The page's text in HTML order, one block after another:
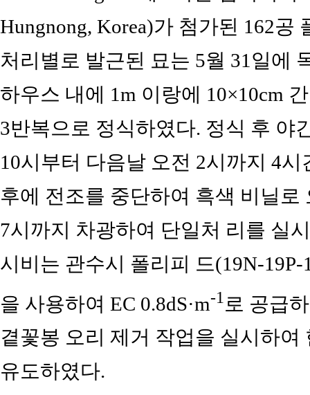
Hungnong, Korea)가 첨가된 162공
처리별로 발근된 묘는 5월 31일에
하우스 내에 1m 이랑에 10×10cm
3반복으로 정식하였다. 정식 후 야
10시부터 다음날 오전 2시까지 4
후에 전조를 중단하여 흑색 비닐로
7시까지 차광하여 단일처 리를 실
시비는 관수시 폴리피 드(19N-19P-
을 사용하여 EC 0.8dS·m-1 로 공급
곁꽃봉 오리 제거 작업을 실시하
유도하였다.